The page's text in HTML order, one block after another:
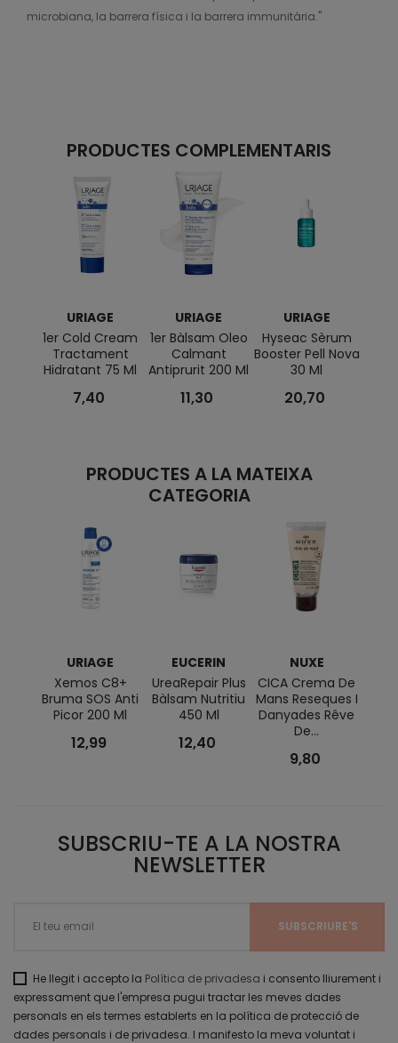
microbiana, la barrera física i la barrera immunitària."
PRODUCTES COMPLEMENTARIS
URIAGE
1er Cold Cream
Tractament
Hidratant 75 Ml
7,40
URIAGE
1er Bàlsam Oleo
Calmant
Antiprurit 200 Ml
11,30
URIAGE
Hyseac Sèrum
Booster Pell Nova
30 Ml
20,70
PRODUCTES A LA MATEIXA
CATEGORIA
URIAGE
Xemos C8+
Bruma SOS Anti
Picor 200 Ml
12,99
EUCERIN
UreaRepair Plus
Bàlsam Nutritiu
450 Ml
12,40
NUXE
CICA Crema De
Mans Reseques I
Danyades Rêve
De...
9,80
SUBSCRIU-TE A LA NOSTRA
NEWSLETTER
He llegit i accepto la Política de privadesa i consento lliurement i
expressament que l'empresa pugui tractar les meves dades
personals en els termes establerts en la política de protecció de
dades personals i de privadesa. I manifesto la meva voluntat i